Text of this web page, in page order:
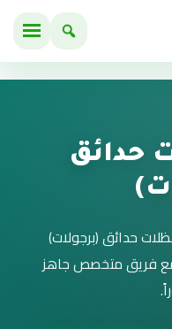
حدائق
حدائق (برجولات)
مع فريق متخصص جاهز